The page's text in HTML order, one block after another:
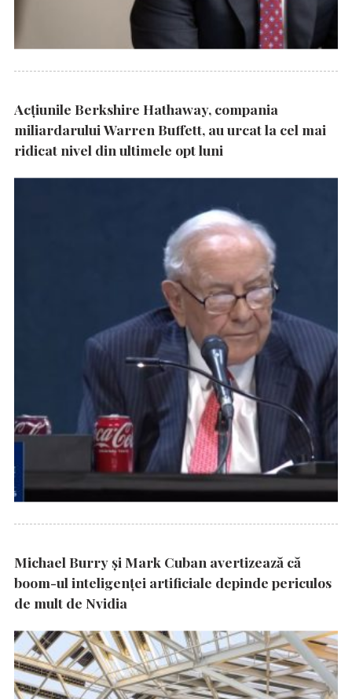
Acțiunile Berkshire Hathaway, compania
miliardarului Warren Buffett, au urcat la cel mai
ridicat nivel din ultimele opt luni
Michael Burry și Mark Cuban avertizează că
boom-ul inteligenței artificiale depinde periculos
de mult de Nvidia